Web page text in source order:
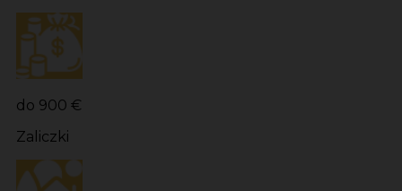
do 900 €
Zaliczki